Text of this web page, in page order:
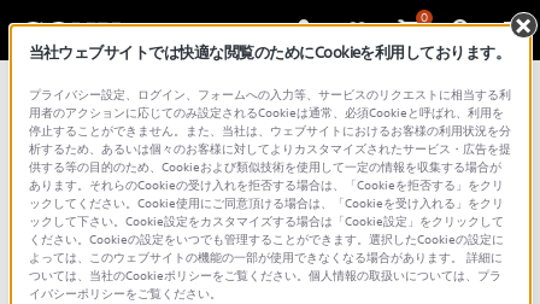
0
総合サポート・お問い合わせ
文書番号 : S1110278036037 / 最終更新日 : 2025/03/11
トラックマークを追加する方法や削除
する方法は？(Sound Organizer)
当社ウェブサイトでは快適な閲覧のためにCookieを利用しております。
プライバシー設定、ログイン、フォームへの入力等、サービスのリクエストに相当する利
用者のアクションに応じてのみ設定されるCookieは通常、必須Cookieと呼ばれ、利用を
停止することができません。また、当社は、ウェブサイトにおけるお客様の利用状況を分
析するため、あるいは個々のお客様に対してよりカスタマイズされたサービス・広告を提
供する等の目的のため、Cookieおよび類似技術を使用して一定の情報を収集する場合が
あります。それらのCookieの受け入れを拒否する場合は、「Cookieを拒否する」をクリ
ックしてください。Cookie使用にご同意頂ける場合は、「Cookieを受け入れる」をクリ
ックして下さい。Cookie設定をカスタマイズする場合は「Cookie設定」をクリックして
ください。Cookieの設定をいつでも管理することができます。選択したCookieの設定に
よっては、このウェブサイトの機能の一部が使用できなくなる場合があります。 詳細に
ついては、当社のCookieポリシーをご覧ください。個人情報の取扱いについては、プラ
イバシーポリシーをご覧ください。